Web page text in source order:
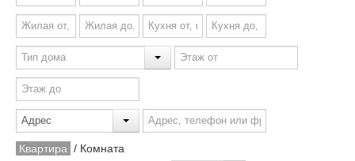
Квартира / Комната